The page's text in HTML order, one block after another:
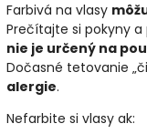
Farbivá na vlasy
Prečítajte si pokyny
nie je určený na
Dočasné tetovanie
alergie.
Nefarbite si vlasy ak: